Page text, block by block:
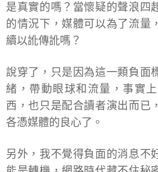
是真實的嗎？當懷疑的聲浪四
的情況下，媒體可以為了流量
續以訛傳訛嗎？
說穿了，只是因為這一類負面
緒，帶動眼球和流量，事實
西，也只是配合讀者演出而已
各憑媒體的良心了。
另外，我不覺得負面的消息不